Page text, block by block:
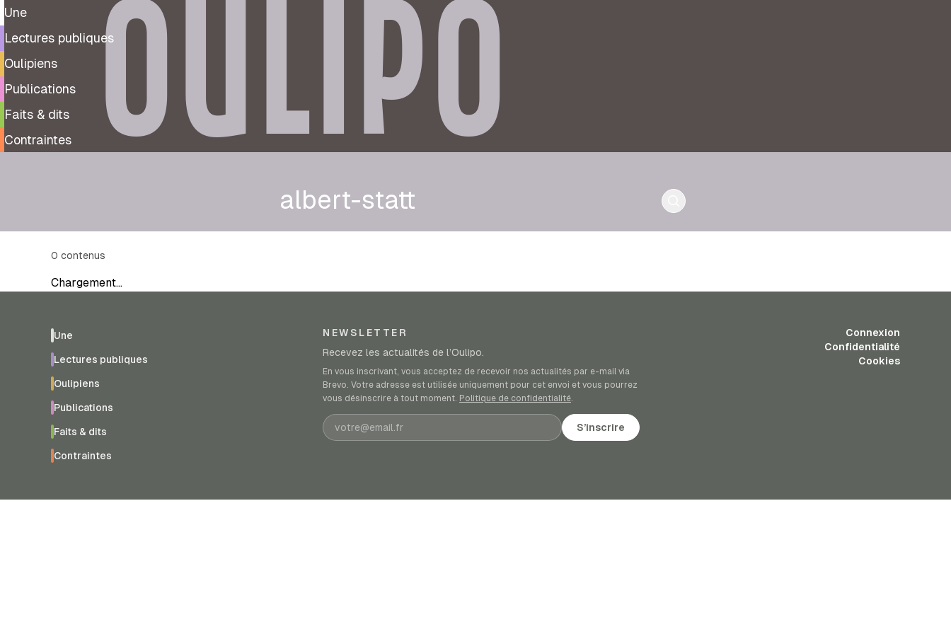
Une
Lectures publiques
Oulipiens
Publications
Faits & dits
Contraintes
OULIPO
albert-statt
0 contenus
Chargement…
Une
Lectures publiques
Oulipiens
Publications
Faits & dits
Contraintes
NEWSLETTER
Recevez les actualités de l’Oulipo.
En vous inscrivant, vous acceptez de recevoir nos actualités par e-mail via
Brevo. Votre adresse est utilisée uniquement pour cet envoi et vous pourrez
vous désinscrire à tout moment. Politique de confidentialité.
Adresse e-mail S’inscrire
Connexion
Confidentialité
Cookies